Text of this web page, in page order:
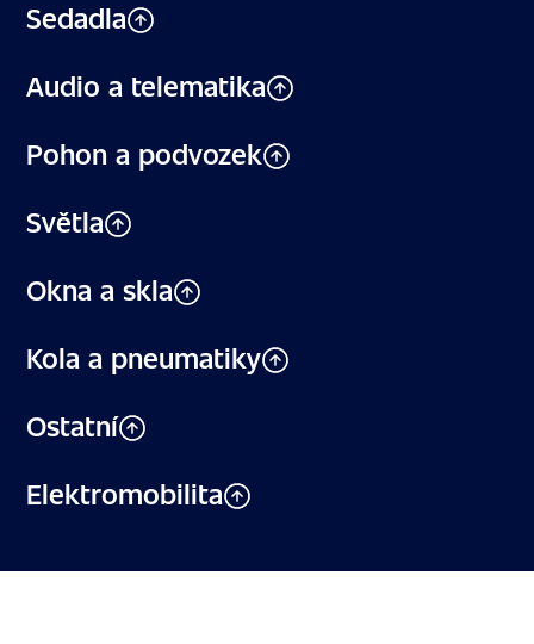
Sedadla
Audio a telematika
Pohon a podvozek
Světla
Okna a skla
Kola a pneumatiky
Ostatní
Elektromobilita